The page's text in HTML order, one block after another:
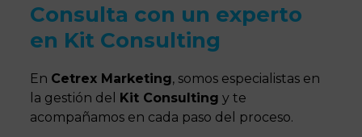
Consulta con un experto
en Kit Consulting
En Cetrex Marketing, somos especialistas en
la gestión del
Kit Consulting y te
acompañamos en cada paso del proceso.